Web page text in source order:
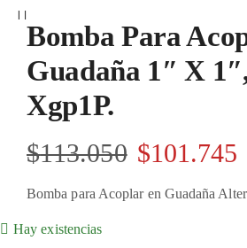
Bomba Para
Guadaña 1″ X
Xgp1P.
$113.050 $101.745
Bomba para Acoplar en Guadaña
Hay existencias